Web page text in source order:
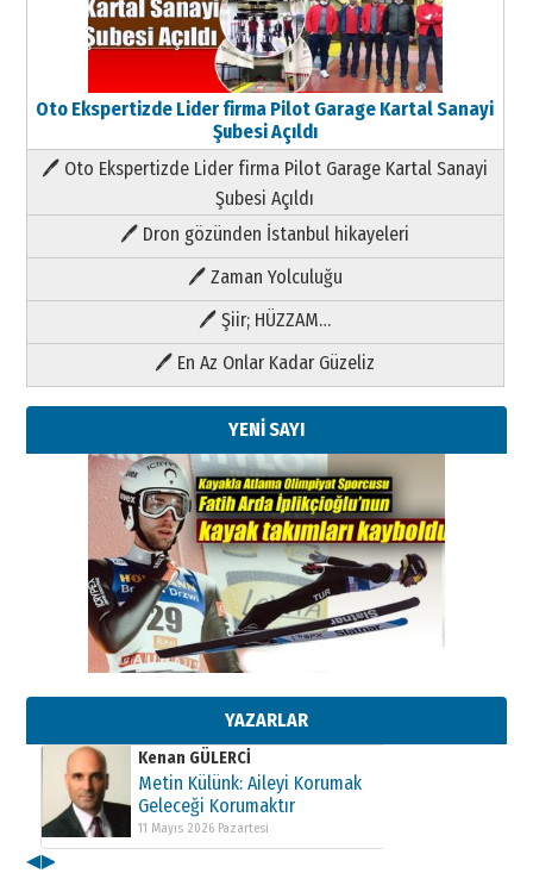
Oto Ekspertizde Lider firma Pilot Garage Kartal Sanayi
Şubesi Açıldı
🖊 Oto Ekspertizde Lider firma Pilot Garage Kartal Sanayi
Şubesi Açıldı
🖊 Dron gözünden İstanbul hikayeleri
🖊 Zaman Yolculuğu
🖊 Şiir; HÜZZAM…
🖊 En Az Onlar Kadar Güzeliz
YENİ SAYI
YAZARLAR
Kenan GÜLERCİ
Metin Külünk: Aileyi Korumak
11 Mayıs 2026 Pazartesi
Kenan GÜLERCİ
Metin Külünk: Aileyi Korumak
Geleceği Korumaktır
11 Mayıs 2026 Pazartesi
◀▶